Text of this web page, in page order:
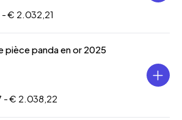
-€ 2.032,21
pièce panda en or 2025
-€ 2.038,22